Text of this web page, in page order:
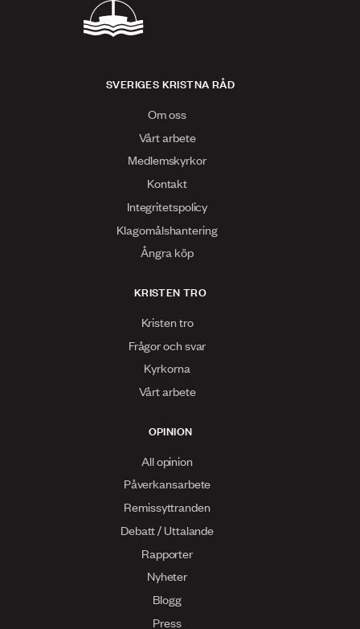
SVERIGES KRISTNA RÅD
Om oss
Vårt arbete
Medlemskyrkor
Kontakt
Integritetspolicy
Klagomålshantering
Ångra köp
KRISTEN TRO
Kristen tro
Frågor och svar
Kyrkorna
Vårt arbete
OPINION
All opinion
Påverkansarbete
Remissyttranden
Debatt / Uttalande
Rapporter
Nyheter
Blogg
Press